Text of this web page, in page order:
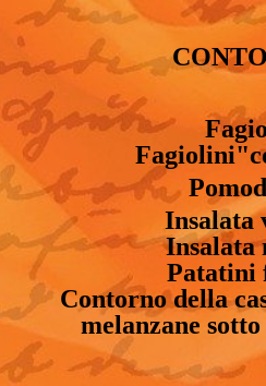
Insalata
Insalata
Patatini
Contorno della
melanzane